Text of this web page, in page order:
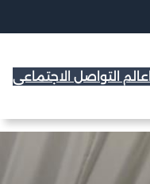
عالم التواصل الاجتماعي